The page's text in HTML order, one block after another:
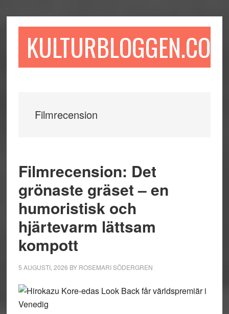
till
till
sidofältet
till
KULTURBLOGGEN.COM
Filmrecension
Filmrecension: Det
grönaste gräset – en
humoristisk och
hjärtevarm lättsam
kompott
5 AUGUSTI, 2026 BY ROSEMARI SÖDERGREN